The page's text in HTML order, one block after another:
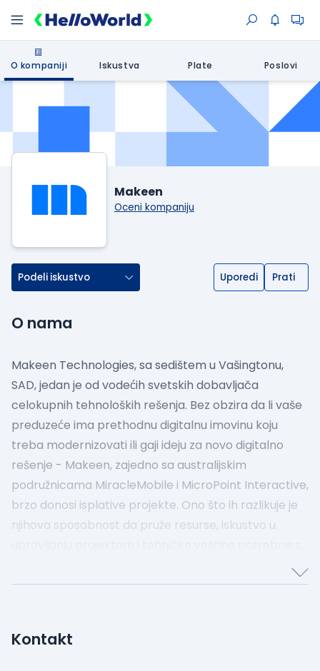
O kompaniji Iskustva Plate Poslovi
Makeen
Oceni kompaniju
Podeli iskustvo Uporedi Prati
O nama
Makeen Technologies, ​​sa sedištem u Vašingtonu,
SAD, jedan je od vodećih svetskih dobavljača
celokupnih tehnoloških rešenja. Bez obzira da li vaše
preduzeće ima prethodnu digitalnu imovinu koju
treba modernizovati ili gaji ideju za novo digitalno
rešenje - Makeen, zajedno sa australijskim
podružnicama MiracleMobile i MicroPoint Interactive,
brzo donosi isplative projekte. Ono što ih razlikuje je
njihova sposobnost da pruže resurse, iskustvo u
završetka. Iako mnogi kupci angažuju Makeen od
donelo njihovu zavidnu reputaciju.
Kontakt